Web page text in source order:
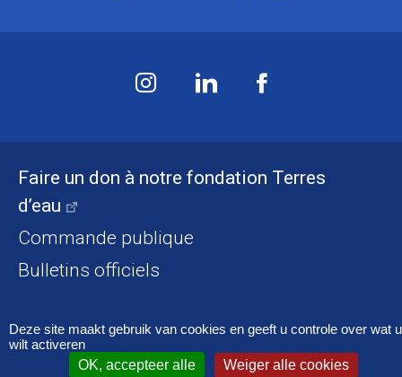
Faire un don à notre fondation Terres
d’eau
Commande publique
Bulletins officiels
Accessibilité Mentions légales
Deze site maakt gebruik van cookies en geeft u controle over wat u
wilt activeren
OK, accepteer alle
Weiger alle cookies